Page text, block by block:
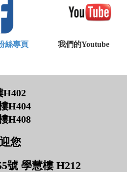
絲專頁 我們的Youtube
H402
H404
H408
您
號 學慧樓 H212